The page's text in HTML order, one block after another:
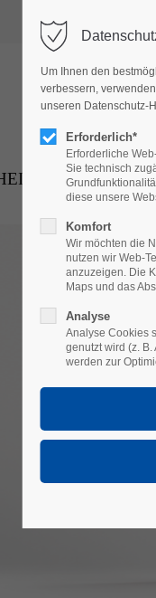
Support
ipsum dolor sit
/
offer support for our
- Fri 8:00am -
Um Ihnen den
verbessern,
unseren Datenschutz-
Erforderlich*
Erforderliche
Sie technisch
diese unsere
Komfort
Wir möchten die
nutzen wir Web-
anzuzeigen. Die
Maps und das
Analyse
Analyse Cookies
genutzt wird (z.
werden zur